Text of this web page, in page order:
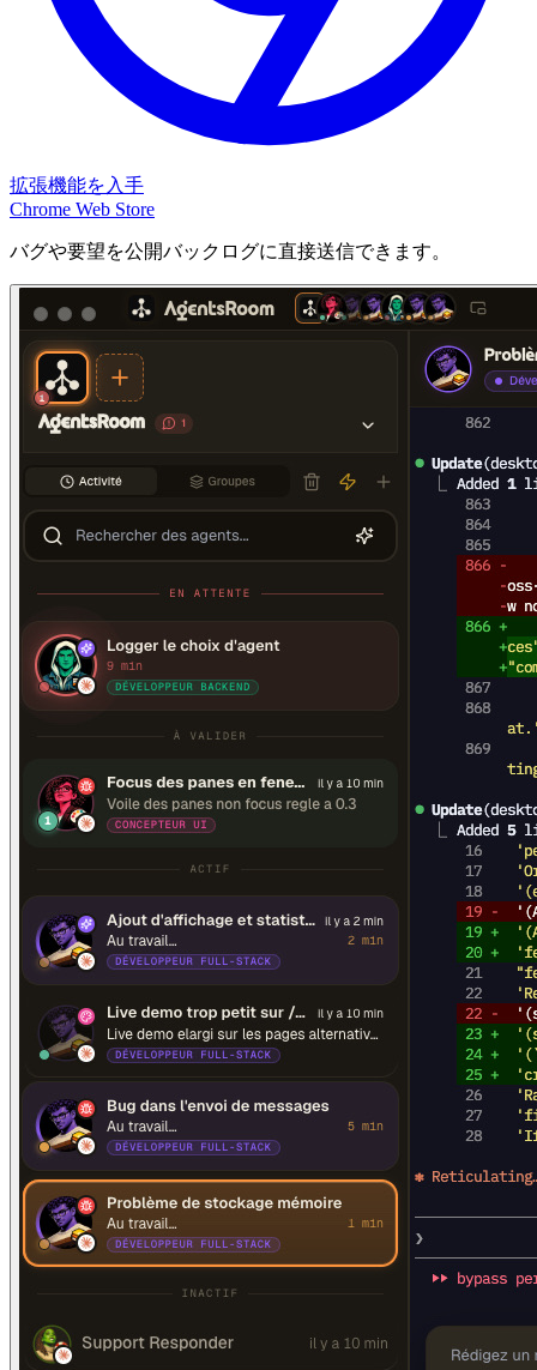
拡張機能を入手
Chrome Web Store
バグや要望を公開バックログに直接送信できます。